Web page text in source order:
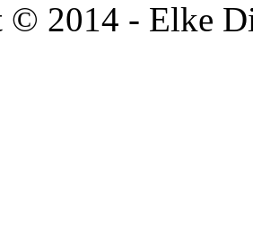
© 2014 - Elke